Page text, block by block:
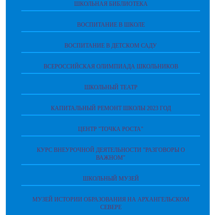
ШКОЛЬНАЯ БИБЛИОТЕКА
ВОСПИТАНИЕ В ШКОЛЕ
ВОСПИТАНИЕ В ДЕТСКОМ САДУ
ВСЕРОССИЙСКАЯ ОЛИМПИАДА ШКОЛЬНИКОВ
ШКОЛЬНЫЙ ТЕАТР
КАПИТАЛЬНЫЙ РЕМОНТ ШКОЛЫ 2023 ГОД
ЦЕНТР "ТОЧКА РОСТА"
КУРС ВНЕУРОЧНОЙ ДЕЯТЕЛЬНОСТИ "РАЗГОВОРЫ О
ВАЖНОМ"
ШКОЛЬНЫЙ МУЗЕЙ
МУЗЕЙ ИСТОРИИ ОБРАЗОВАНИЯ НА АРХАНГЕЛЬСКОМ
СЕВЕРЕ